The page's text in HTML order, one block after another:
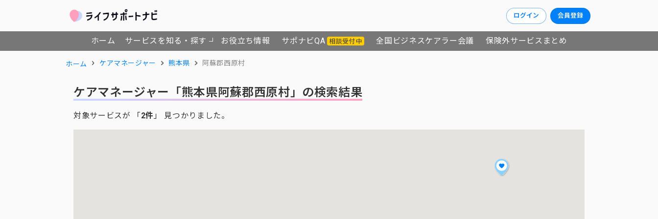
ログイン 会員登録
ホーム サービスを知る・探す お役立ち情報 サポナビQA 相談受付中 全国ビジネスケアラー会議 保険外サービスまとめ
ホーム ケアマネージャー 熊本県 阿蘇郡西原村
ケアマネージャー 「熊本県阿蘇郡西原村」の検索結果
対象サービスが 「2件 」 見つかりました。